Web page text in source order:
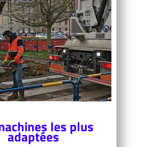
les plus
adaptées